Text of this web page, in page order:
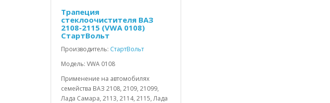
Трапеция
стеклоочистителя ВАЗ
2108-2115 (VWA 0108)
СтартВольт
Производитель: СтартВольт
Модель: VWA 0108
Применение на автомобилях
семейства ВАЗ 2108, 2109, 21099,
Лада Самара, 2113, 2114, 2115, Лада